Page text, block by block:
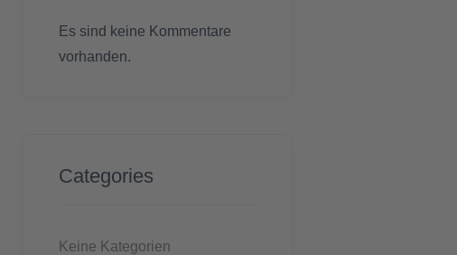
Es sind keine Kommentare
vorhanden.
Categories
Keine Kategorien